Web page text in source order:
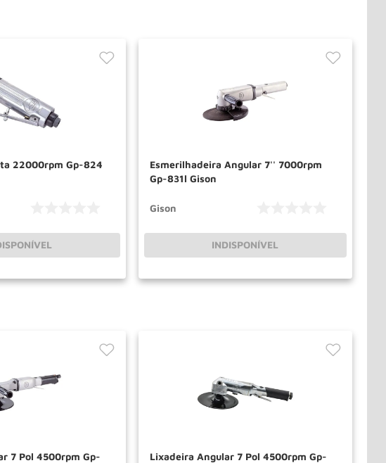
22000rpm Gp-824
Esmerilhadeira Angular 7'' 7000rpm
Gp-831l Gison
Gison
INDISPONÍVEL
7 Pol 4500rpm Gp-
Lixadeira Angular 7 Pol 4500rpm Gp-